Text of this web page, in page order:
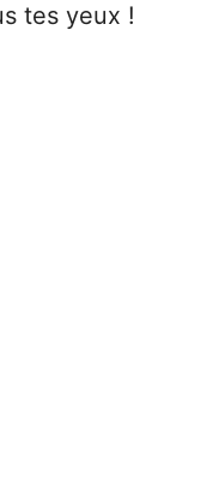
tes yeux !